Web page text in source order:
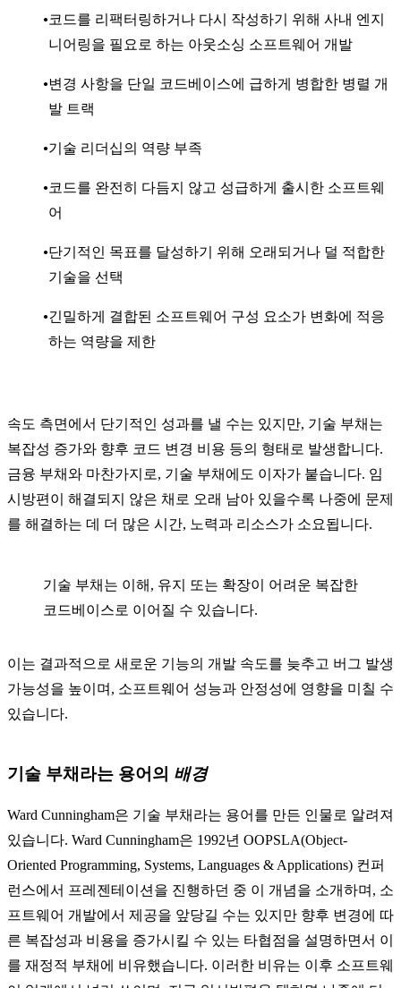
코드를 리팩터링하거나 다시 작성하기 위해 사내 엔지
니어링을 필요로 하는 아웃소싱 소프트웨어 개발
변경 사항을 단일 코드베이스에 급하게 병합한 병렬 개
발 트랙
기술 리더십의 역량 부족
코드를 완전히 다듬지 않고 성급하게 출시한 소프트웨
어
단기적인 목표를 달성하기 위해 오래되거나 덜 적합한
기술을 선택
긴밀하게 결합된 소프트웨어 구성 요소가 변화에 적응
하는 역량을 제한
속도 측면에서 단기적인 성과를 낼 수는 있지만, 기술 부채는
복잡성 증가와 향후 코드 변경 비용 등의 형태로 발생합니다.
금융 부채와 마찬가지로, 기술 부채에도 이자가 붙습니다. 임
시방편이 해결되지 않은 채로 오래 남아 있을수록 나중에 문제
를 해결하는 데 더 많은 시간, 노력과 리소스가 소요됩니다.
기술 부채는 이해, 유지 또는 확장이 어려운 복잡한
코드베이스로 이어질 수 있습니다.
이는 결과적으로 새로운 기능의 개발 속도를 늦추고 버그 발생
가능성을 높이며, 소프트웨어 성능과 안정성에 영향을 미칠 수
있습니다.
기술 부채라는 용어의 배경
Ward Cunningham은 기술 부채라는 용어를 만든 인물로 알려져
있습니다. Ward Cunningham은 1992년 OOPSLA(Object-
Oriented Programming, Systems, Languages & Applications) 컨퍼
런스에서 프레젠테이션을 진행하던 중 이 개념을 소개하며, 소
프트웨어 개발에서 제공을 앞당길 수는 있지만 향후 변경에 따
른 복잡성과 비용을 증가시킬 수 있는 타협점을 설명하면서 이
를 재정적 부채에 비유했습니다. 이러한 비유는 이후 소프트웨